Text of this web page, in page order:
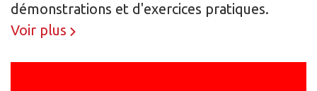
démonstrations et d'exercices pratiques.
Voir plus